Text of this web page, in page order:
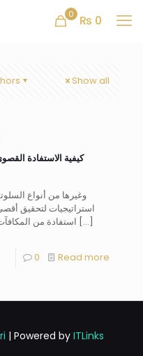
0 ₨ 0
Show all
كيفية الاستفادة
استفادة من […]
0 Read more
| Powered by ITLinks